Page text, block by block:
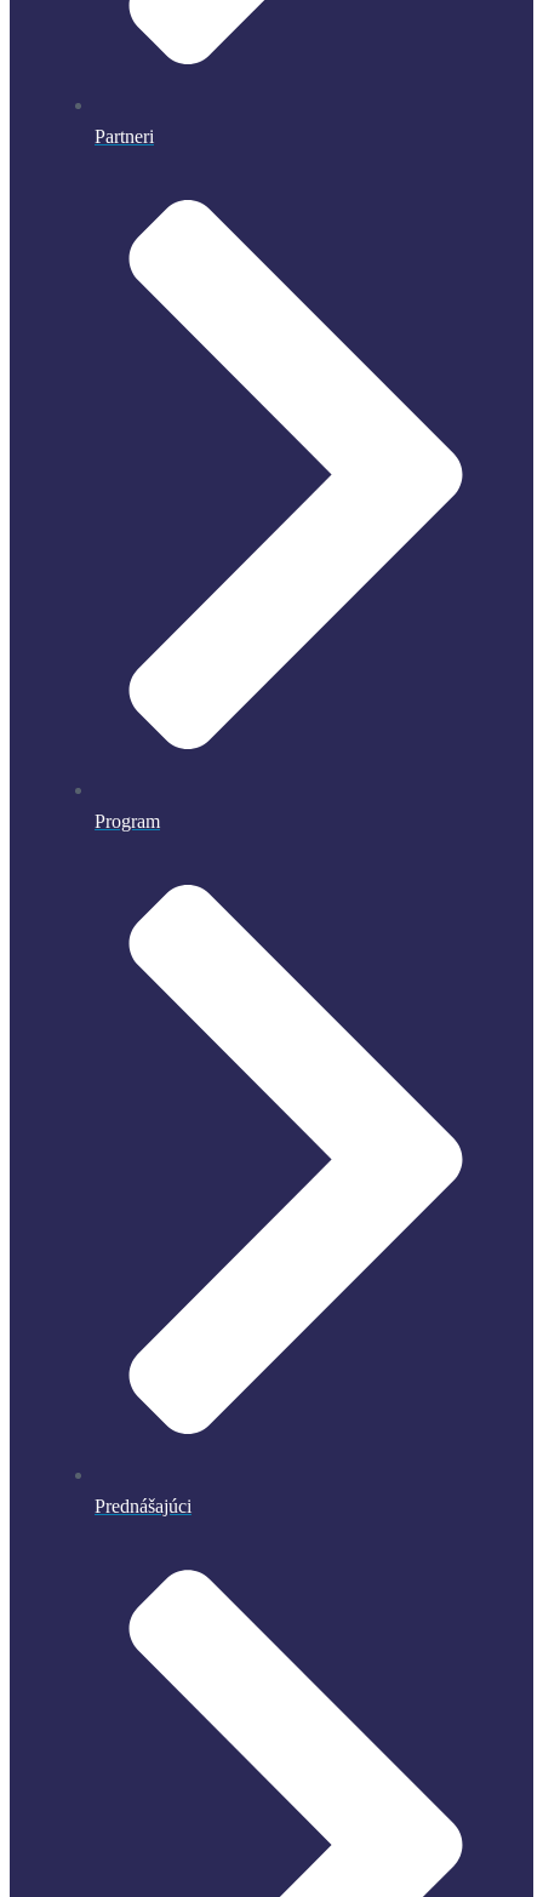
Partneri
Program
Prednášajúci